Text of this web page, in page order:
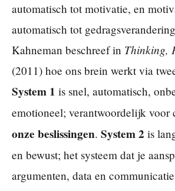
automatisch tot motivatie, en
automatisch tot
Kahneman beschreef in Thinking,
(2011) hoe ons brein werkt via
System 1 is snel, automatisch,
emotioneel; verantwoordelijk voor
onze beslissingen. System 2 is
en bewust; het systeem dat je
argumenten, data en